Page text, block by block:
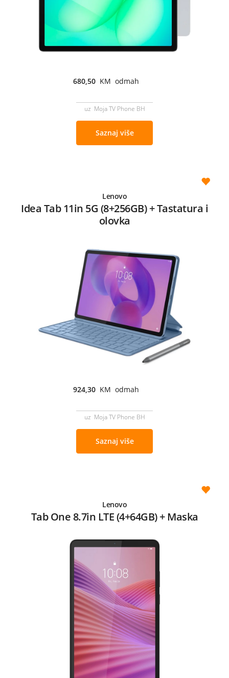
680,50 KM odmah
uz Moja TV Phone BH
Saznaj više
Lenovo
Idea Tab 11in 5G (8+256GB) + Tastatura i
olovka
924,30 KM odmah
uz Moja TV Phone BH
Saznaj više
Lenovo
Tab One 8.7in LTE (4+64GB) + Maska